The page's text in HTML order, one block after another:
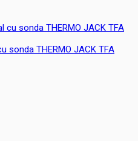
sonda THERMO JACK TFA